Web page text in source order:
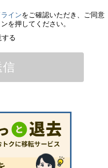
インをご確認いただき、ご同意
を押してください。
る